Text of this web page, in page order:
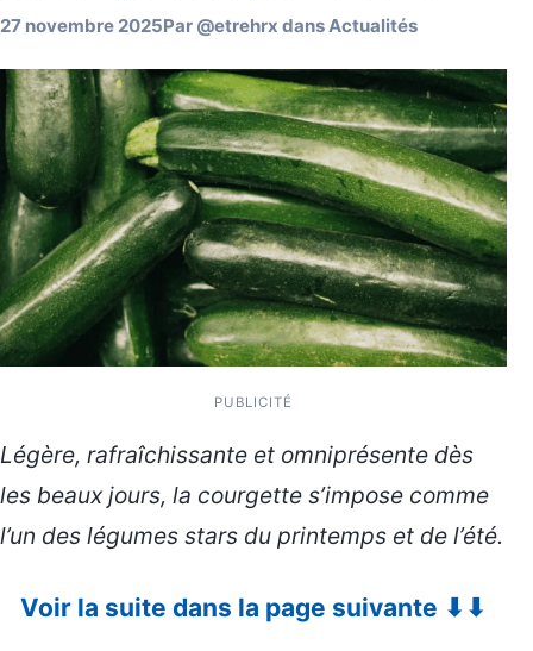
27 novembre 2025Par @etrehrx dansActualités
PUBLICITÉ
Légère, rafraîchissante et omniprésente dès
les beaux jours, la courgette s’impose comme
l’un des légumes stars du printemps et de l’été.
Voir la suite dans la page suivante ⬇⬇